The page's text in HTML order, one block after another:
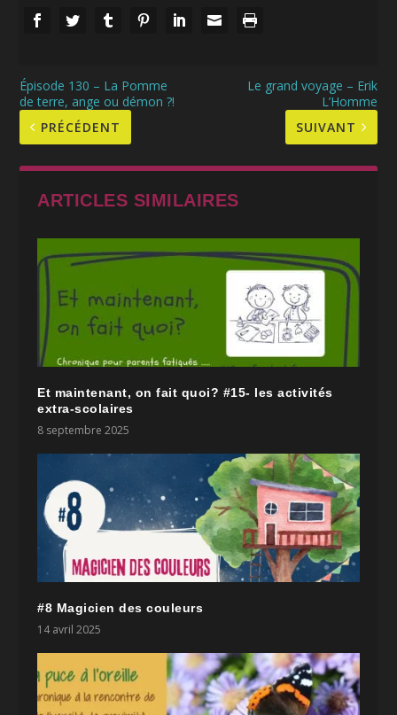
Épisode 130 – La Pomme
de terre, ange ou démon ?!
PRÉCÉDENT
Le grand voyage – Erik
L’Homme
SUIVANT
ARTICLES SIMILAIRES
Et maintenant, on fait quoi? #15- les activités
extra-scolaires
8 septembre 2025
#8 Magicien des couleurs
14 avril 2025